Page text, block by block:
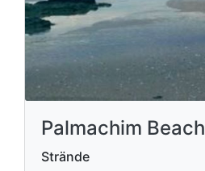
Palmachim Beach
Strände